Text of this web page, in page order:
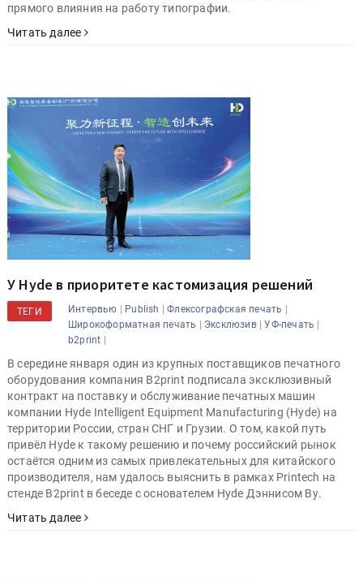
прямого влияния на работу типографии.
Читать далее
У Hyde в приоритете кастомизация решений
ТЕГИ Интервью | Publish |Флексографская печать |
Широкоформатная печать | Эксклюзив|УФ-печать |
b2print |
В середине января один из крупных поставщиков печатного
оборудования компания B2print подписала эксклюзивный
контракт на поставку и обслуживание печатных машин
компании Hyde Intelligent Equipment Manufacturing (Hyde) на
территории России, стран СНГ и Грузии. О том, какой путь
привёл Hyde к такому решению и почему российский рынок
остаётся одним из самых привлекательных для китайского
производителя, нам удалось выяснить в рамках Printech на
стенде B2print в беседе с основателем Hyde Дэннисом Ву.
Читать далее